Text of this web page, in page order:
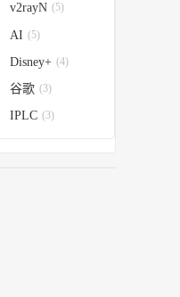
v2rayN (5)
AI (5)
Disney+ (4)
谷歌 (3)
IPLC (3)